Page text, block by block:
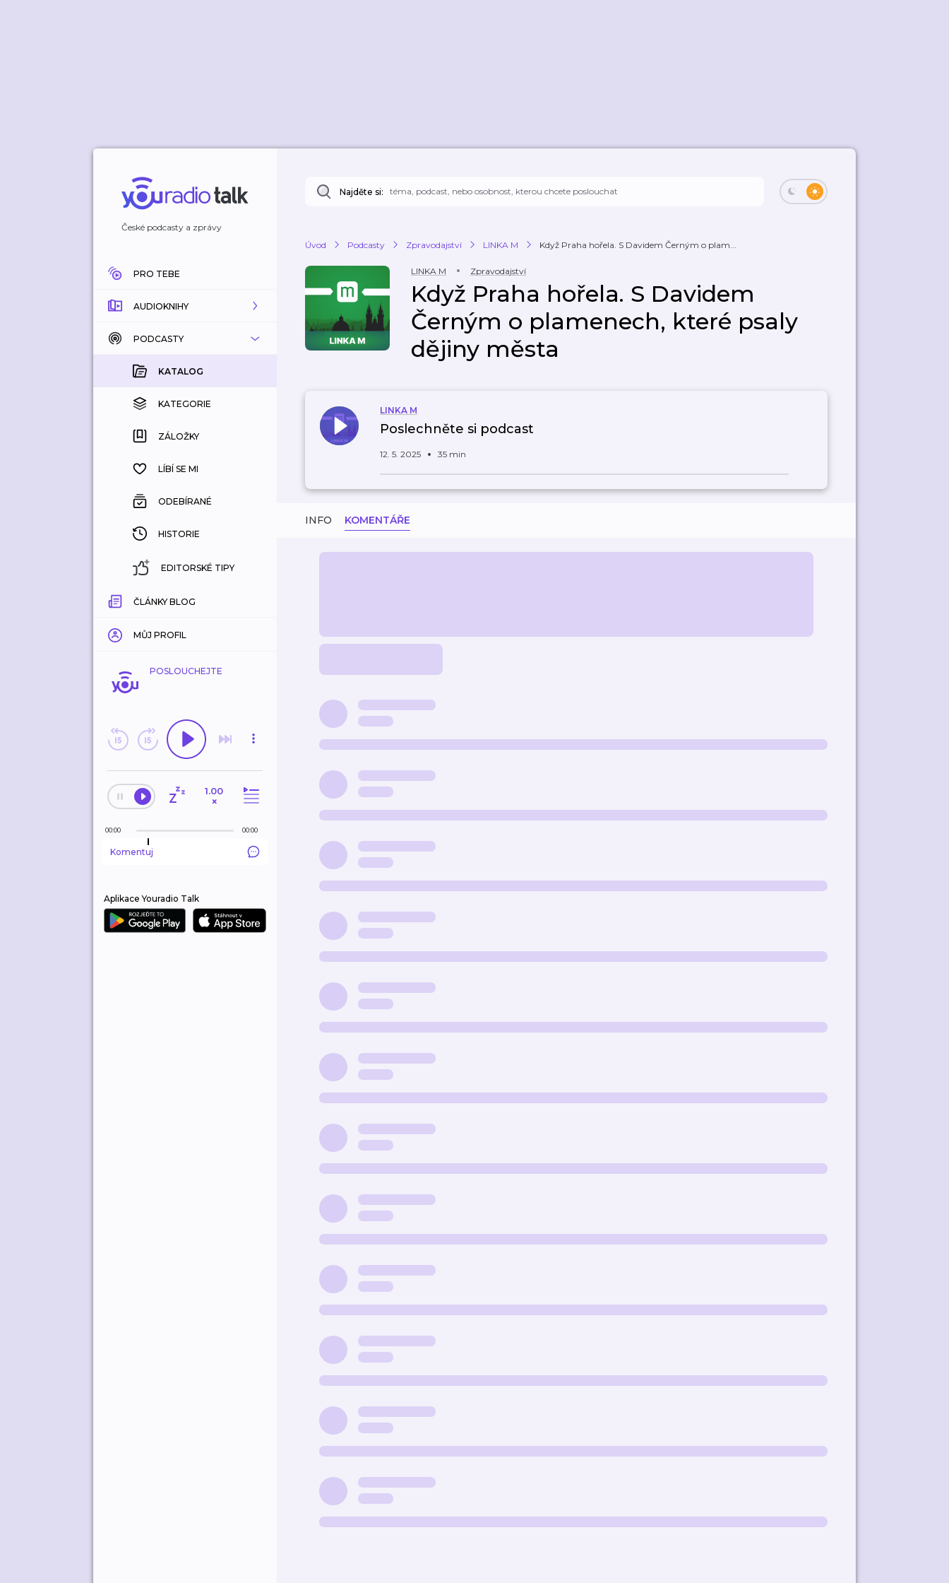
České podcasty a zprávy
PRO TEBE
AUDIOKNIHY
KATALOG
KOUPENÉ
KATEGORIE
ZÁLOŽKY
HISTORIE
PODCASTY
KATALOG
KATEGORIE
ZÁLOŽKY
LÍBÍ SE MI
ODEBÍRANÉ
HISTORIE
EDITORSKÉ TIPY
ČLÁNKY BLOG
MŮJ PROFIL
POSLOUCHEJTE
1.00
×
00:00 00:00
Komentuj
Aplikace Youradio Talk
Najděte si:
Úvod Podcasty Zpravodajství LINKA M Když Praha hořela. S Davidem Černým o plam...
LINKA M Zpravodajství
Když Praha hořela. S Davidem
Černým o plamenech, které psaly
dějiny města
LINKA M
Poslechněte si podcast
12. 5. 2025 35 min
INFO KOMENTÁŘE